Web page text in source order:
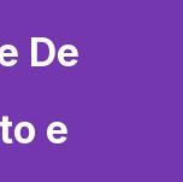
De
e